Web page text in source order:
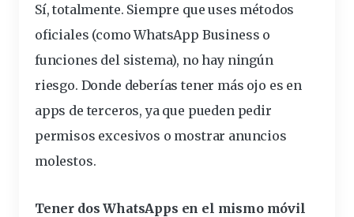
Sí, totalmente. Siempre que uses métodos
oficiales (como WhatsApp Business o
funciones del sistema), no hay ningún
riesgo. Donde deberías tener más ojo es en
apps de terceros, ya que pueden pedir
permisos excesivos o mostrar anuncios
molestos.
Tener dos WhatsApps en el mismo móvil